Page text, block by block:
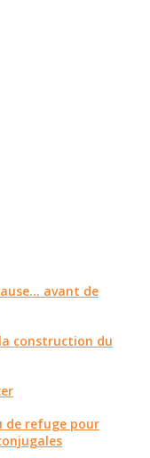
avant de
construction du
de refuge pour